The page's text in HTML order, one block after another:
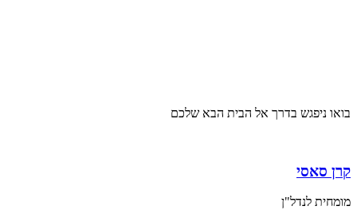
בואו ניפגש בדרך אל הבית הבא שלכם
קרן סאסי
מומחית לנדל"ן